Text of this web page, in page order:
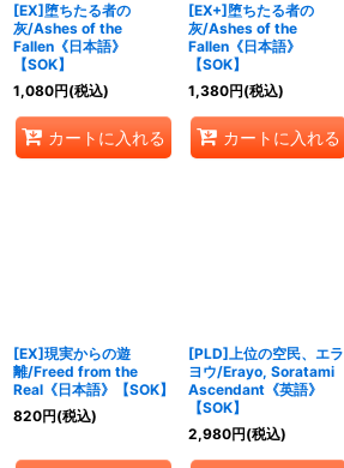
[EX]堕ちたる者の
灰/Ashes of the
Fallen《日本語》
【SOK】
1,080円(税込)
カートに入れる
[EX+]堕ちたる者の
灰/Ashes of the
Fallen《日本語》
【SOK】
1,380円(税込)
カートに入れる
[EX]現実からの遊
離/Freed from the
Real《日本語》【SOK】
820円(税込)
[PLD]上位の空民、エラ
ヨウ/Erayo, Soratami
Ascendant《英語》
【SOK】
2,980円(税込)